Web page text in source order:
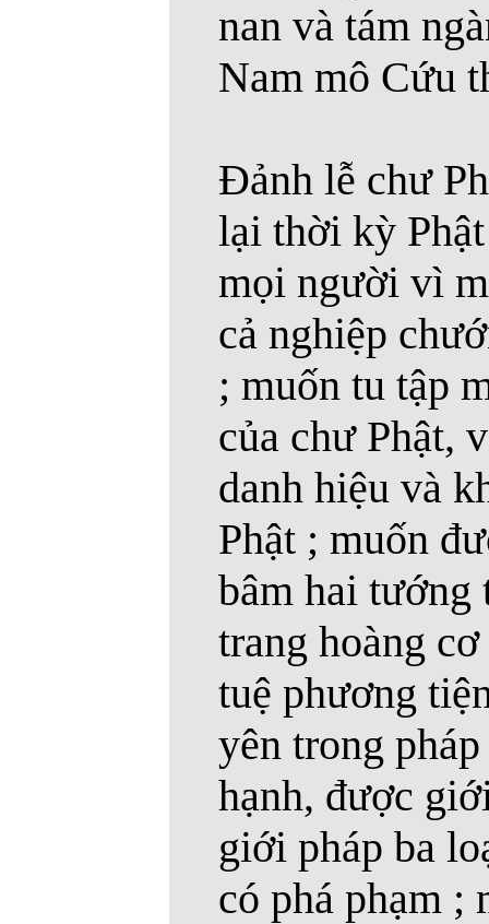
nan và tám
Nam mô Cứu
Ðảnh lễ chư
lại thời kỳ
mọi người vì
cả nghiệp
; muốn tu tập
của chư Phật,
danh hiệu và
Phật ; muốn
bâm hai tướng
trang hoàng
tuệ phương
yên trong
hạnh, được
giới pháp ba
có phá phạm ;